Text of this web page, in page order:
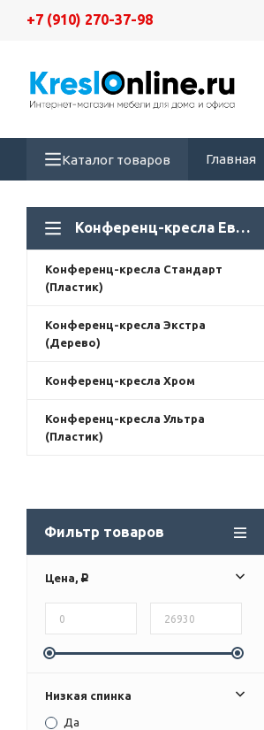
+7 (910) 270-37-98
Каталог товаров Главная
Конференц-кресла Евростиль
Конференц-кресла Стандарт
(Пластик)
Конференц-кресла Экстра
(Дерево)
Конференц-кресла Хром
Конференц-кресла Ультра
(Пластик)
Фильтр товаров
Цена, Р
Низкая спинка
Да